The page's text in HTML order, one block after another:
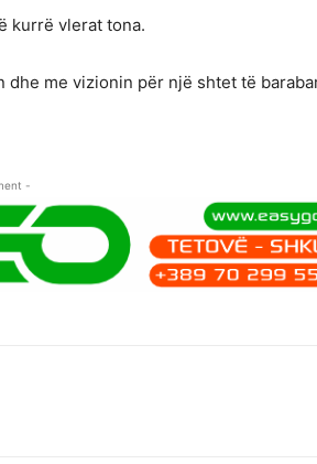
kurrë vlerat tona.
dhe me vizionin për një shtet të
-